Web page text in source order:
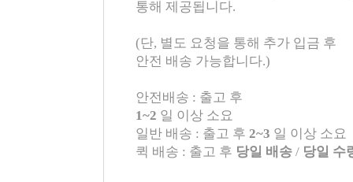
통해 제공됩니다.
(단, 별도 요청을 통해 추가 입금 후
안전 배송 가능합니다.)
안전배송 : 출고 후
1~2 일 이상 소요
일반 배송 : 출고 후 2~3 일 이상 소요
퀵 배송 : 출고 후 당일 배송 / 당일 수